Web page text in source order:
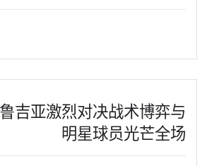
吉亚激烈对决战术博弈与
明星球员光芒全场